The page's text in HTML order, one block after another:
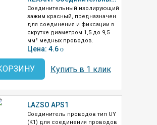
Соединительный изолирующий
зажим красный, предназначен
для соединения и фиксации в
скрутке диаметром 1,5 до 9,5
мм² медных проводов.
Цена: 4.6 o
Купить в 1 клик
LAZSO APS1
Соединитель проводов тип UY
(K1) для соединения проводов